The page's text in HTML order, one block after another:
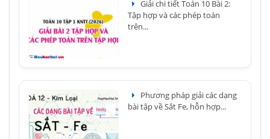
Giải chi tiết Toán 10 Bài 2:
Tập hợp và các phép toán
trên...
Phương pháp giải các dạng
bài tập về Sắt Fe, hỗn hợp...